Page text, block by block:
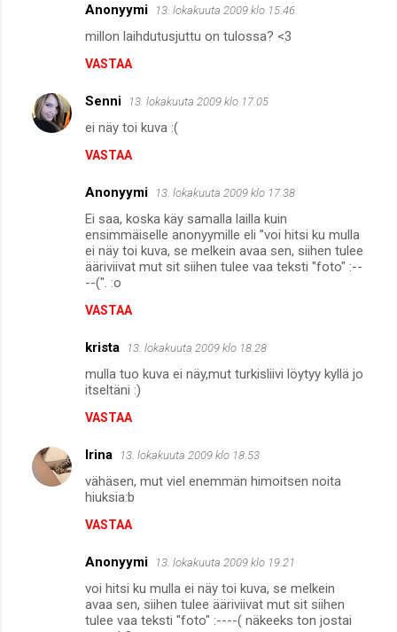
Anonyymi 13. lokakuuta 2009 klo 15.46
millon laihdutusjuttu on tulossa? <3
VASTAA
Senni 13. lokakuuta 2009 klo 17.05
ei näy toi kuva :(
VASTAA
Anonyymi 13. lokakuuta 2009 klo 17.38
Ei saa, koska käy samalla lailla kuin
ensimmäiselle anonyymille eli "voi hitsi ku mulla
ei näy toi kuva, se melkein avaa sen, siihen tulee
ääriviivat mut sit siihen tulee vaa teksti "foto" :--
--(". :o
VASTAA
krista 13. lokakuuta 2009 klo 18.28
mulla tuo kuva ei näy,mut turkisliivi löytyy kyllä jo
itseltäni :)
VASTAA
Irina 13. lokakuuta 2009 klo 18.53
vähäsen, mut viel enemmän himoitsen noita
hiuksia:b
VASTAA
Anonyymi 13. lokakuuta 2009 klo 19.21
voi hitsi ku mulla ei näy toi kuva, se melkein
avaa sen, siihen tulee ääriviivat mut sit siihen
tulee vaa teksti "foto" :----( näkeeks ton jostai